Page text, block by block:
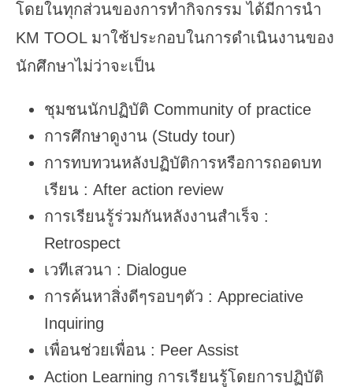
โดยในทุกส่วนของการทำกิจกรรม ได้มีการนำ
KM TOOL มาใช้ประกอบในการดำเนินงานของ
นักศึกษาไม่ว่าจะเป็น
ชุมชนนักปฏิบัติ Community of practice
การศึกษาดูงาน (Study tour)
การทบทวนหลังปฏิบัติการหรือการถอดบท
เรียน : After action review
การเรียนรู้ร่วมกันหลังงานสำเร็จ :
Retrospect
เวทีเสวนา : Dialogue
การค้นหาสิ่งดีๆรอบๆตัว : Appreciative
Inquiring
เพื่อนช่วยเพื่อน : Peer Assist
Action Learning การเรียนรู้โดยการปฏิบัติ